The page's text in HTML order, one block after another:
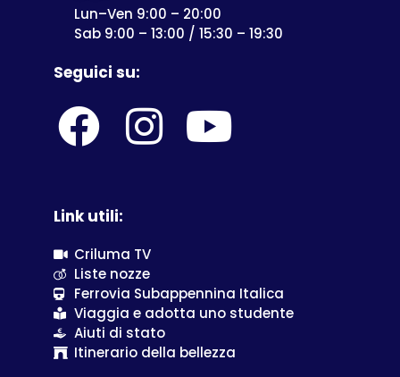
Lun–Ven 9:00 – 20:00
Sab 9:00 – 13:00 / 15:30 – 19:30
Seguici su:
Link utili:
Criluma TV
Liste nozze
Ferrovia Subappennina Italica
Viaggia e adotta uno studente
Aiuti di stato
Itinerario della bellezza